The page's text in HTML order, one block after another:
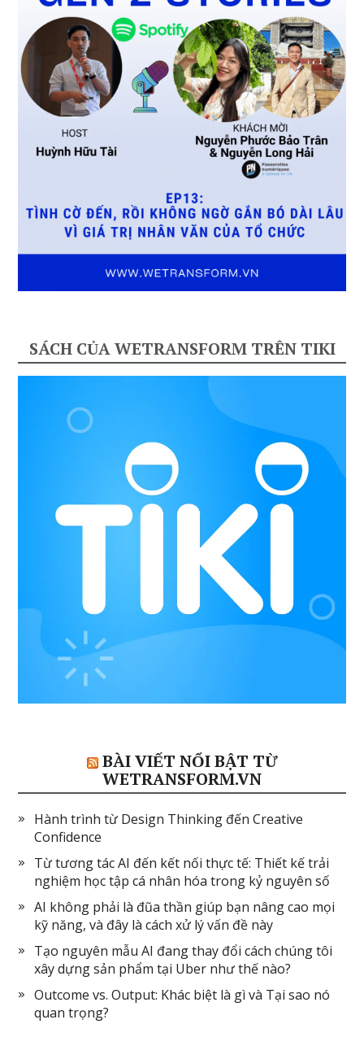
SÁCH CỦA WETRANSFORM TRÊN TIKI
BÀI VIẾT NỔI BẬT TỪ
WETRANSFORM.VN
Hành trình từ Design Thinking đến Creative
Confidence
Từ tương tác AI đến kết nối thực tế: Thiết kế trải
nghiệm học tập cá nhân hóa trong kỷ nguyên số
AI không phải là đũa thần giúp bạn nâng cao mọi
kỹ năng, và đây là cách xử lý vấn đề này
Tạo nguyên mẫu AI đang thay đổi cách chúng tôi
xây dựng sản phẩm tại Uber như thế nào?
Outcome vs. Output: Khác biệt là gì và Tại sao nó
quan trọng?